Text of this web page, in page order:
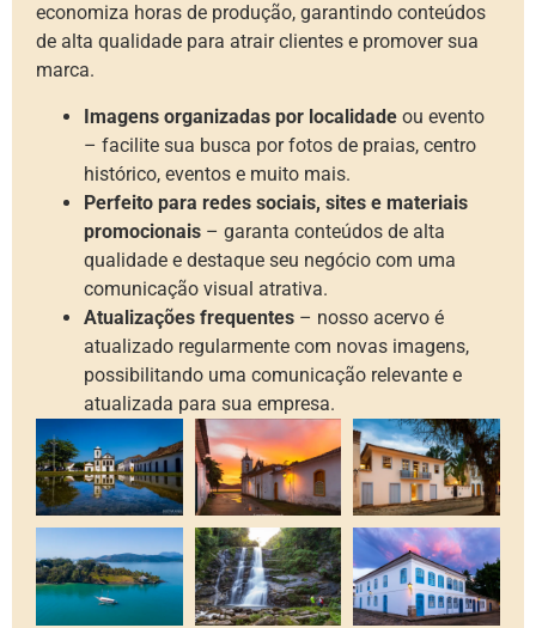
economiza horas de produção, garantindo conteúdos
de alta qualidade para atrair clientes e promover sua
marca.
Imagens organizadas por localidade ou evento
– facilite sua busca por fotos de praias, centro
histórico, eventos e muito mais.
Perfeito para redes sociais, sites e materiais
promocionais – garanta conteúdos de alta
qualidade e destaque seu negócio com uma
comunicação visual atrativa.
Atualizações frequentes – nosso acervo é
atualizado regularmente com novas imagens,
possibilitando uma comunicação relevante e
atualizada para sua empresa.